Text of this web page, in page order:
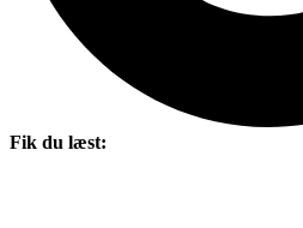
Fik du læst: